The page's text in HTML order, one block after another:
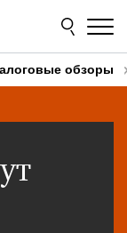
обзоры